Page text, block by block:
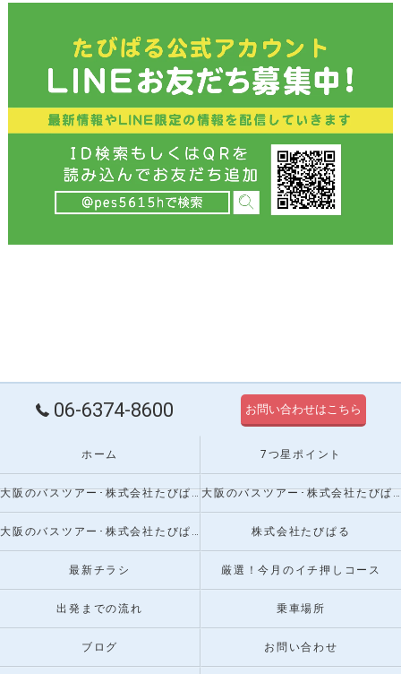
06-6374-8600 お問い合わせはこちら
ホーム 7つ星ポイント
大阪のバスツアー･株式会社たびぱるの口コミ情報 大阪のバスツアー･株式会社たびぱるの評判
大阪のバスツアー･株式会社たびぱるのお客様の声 株式会社たびぱる
最新チラシ 厳選！今月のイチ押しコース
出発までの流れ 乗車場所
ブログ お問い合わせ